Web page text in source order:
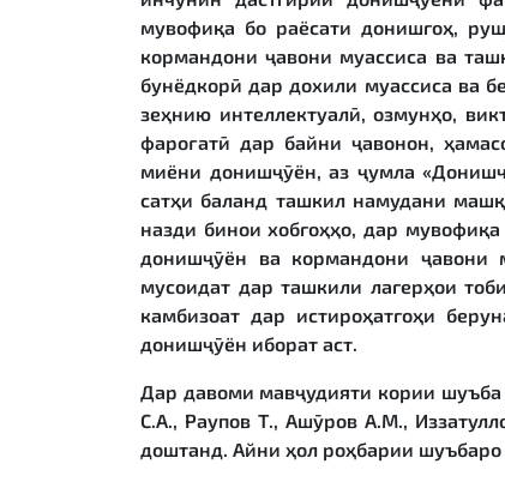
мувофиқа бо раёсати донишгоҳ,
кормандони ҷавони муассиса ва
бунёдкорӣ дар дохили муассиса ва
зеҳнию интеллектуалӣ, озмунҳо,
фароғатӣ дар байни ҷавонон,
миёни донишҷӯён, аз ҷумла
сатҳи баланд ташкил намудани
назди бинои хобгоҳҳо, дар
донишҷӯён ва кормандони ҷавони
мусоидат дар ташкили лагерҳои
камбизоат дар истироҳатгоҳи
донишҷӯён иборат аст.
Дар давоми мавҷудияти кории
С.А., Раупов Т., Ашӯров А.М.,
доштанд. Айни ҳол роҳбарии